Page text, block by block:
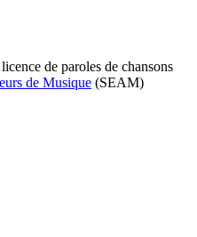
de paroles de chansons
de Musique (SEAM)